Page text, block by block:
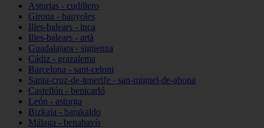
Asturias - cudillero
Girona - banyoles
Illes-balears - inca
Illes-balears - artà
Guadalajara - sigüenza
Cádiz - grazalema
Barcelona - sant-celoni
Santa-cruz-de-tenerife - san-miguel-de-abona
Castellón - benicarló
León - astorga
Bizkaia - barakaldo
Málaga - benahavís